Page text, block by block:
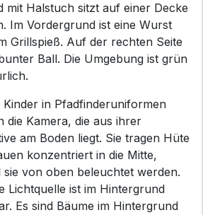
mit Halstuch sitzt auf einer Decke
Im Vordergrund ist eine Wurst
Grillspieß. Auf der rechten Seite
Ball. Die Umgebung ist grün
in Pfadfinderuniformen
die Kamera, die aus ihrer
am Boden liegt. Sie tragen Hüte
konzentriert in die Mitte,
sie von oben beleuchtet werden.
Lichtquelle ist im Hintergrund
Es sind Bäume im Hintergrund